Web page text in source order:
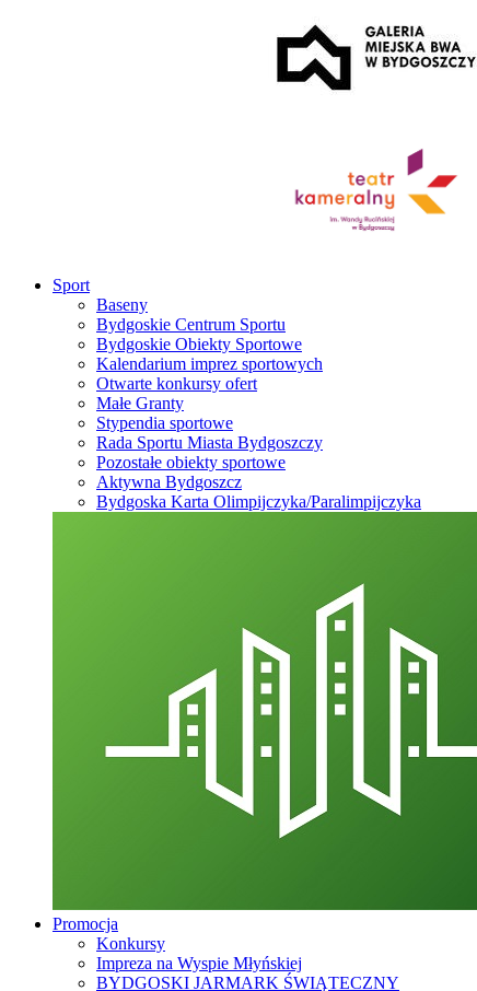
Sport
Baseny
Bydgoskie Centrum Sportu
Bydgoskie Obiekty Sportowe
Kalendarium imprez sportowych
Otwarte konkursy ofert
Małe Granty
Stypendia sportowe
Rada Sportu Miasta Bydgoszczy
Pozostałe obiekty sportowe
Aktywna Bydgoszcz
Bydgoska Karta Olimpijczyka/Paralimpijczyka
Promocja
Konkursy
Impreza na Wyspie Młyńskiej
BYDGOSKI JARMARK ŚWIĄTECZNY